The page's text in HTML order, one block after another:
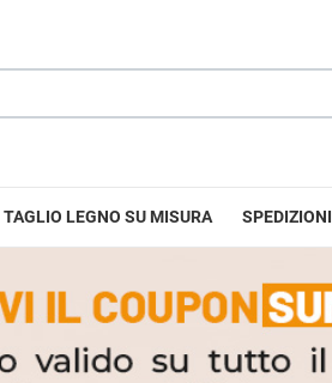
TAGLIO LEGNO SU MISURA SPEDIZIONI